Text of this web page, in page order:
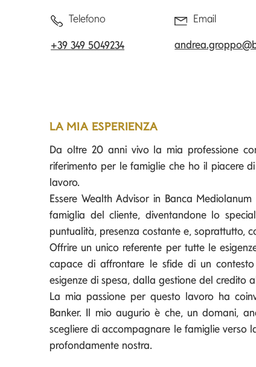
Telefono
+39 349 5049234
Email
LA MIA ESPERIENZA
Da oltre 20 anni vivo la mia professione
riferimento per le famiglie che ho il piacere
lavoro.
Essere Wealth Advisor in Banca
famiglia del cliente, diventandone lo
puntualità, presenza costante e, soprattutto,
Offrire un unico referente per tutte le
capace di affrontare le sfide di un
esigenze di spesa, dalla gestione del credito
La mia passione per questo lavoro ha
Banker. Il mio augurio è che, un domani,
scegliere di accompagnare le famiglie verso
profondamente nostra.